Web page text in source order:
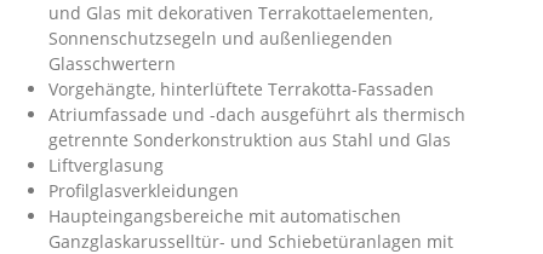
und Glas mit dekorativen Terrakottaelementen,
Sonnenschutzsegeln und außenliegenden
Glasschwertern
Vorgehängte, hinterlüftete Terrakotta-Fassaden
Atriumfassade und -dach ausgeführt als thermisch
getrennte Sonderkonstruktion aus Stahl und Glas
Liftverglasung
Profilglasverkleidungen
Haupteingangsbereiche mit automatischen
Ganzglaskarusselltür- und Schiebetüranlagen mit